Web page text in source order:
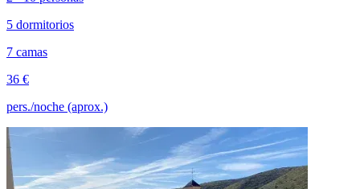
5 dormitorios
7 camas
36 €
pers./noche (aprox.)